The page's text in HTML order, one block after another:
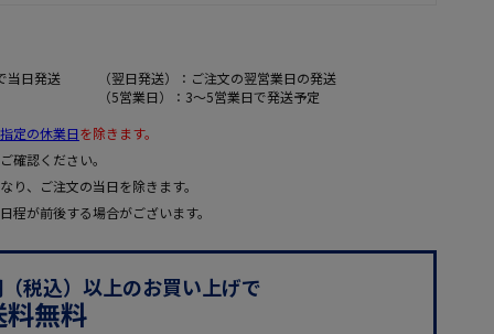
当日発送
（翌日発送）：ご注文の翌営業日の発送
（5営業日）：3～5営業日で発送予定
定の休業日を除きます。
確認ください。
、ご注文の当日を除きます。
が前後する場合がございます。
税込）以上のお買い上げで
無料